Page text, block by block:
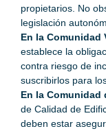
propietarios. No
legislación
En la Comunidad
establece la
contra riesgo de
suscribirlos para
En la Comunidad
de Calidad de
deben estar